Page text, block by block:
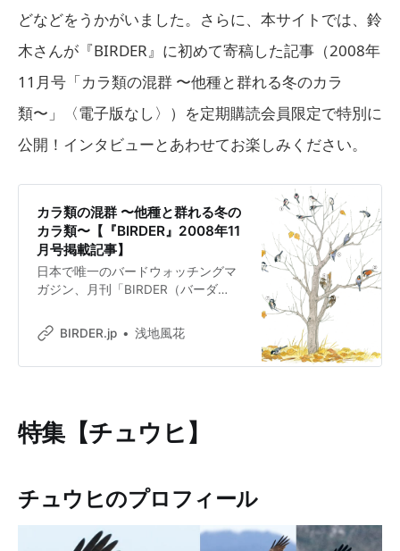
どなどをうかがいました。さらに、本サイトでは、鈴
木さんが『BIRDER』に初めて寄稿した記事（2008年
11月号「カラ類の混群 〜他種と群れる冬のカラ
類〜」〈電子版なし〉）を定期購読会員限定で特別に
公開！インタビューとあわせてお楽しみください。
カラ類の混群 〜他種と群れる冬の
カラ類〜【『BIRDER』2008年11
月号掲載記事】
日本で唯一のバードウォッチングマ
ガジン、月刊「BIRDER（バーダ
ングの楽しさを幅広く発信中！
BIRDER.jp 浅地風花
特集【チュウヒ】
チュウヒのプロフィール